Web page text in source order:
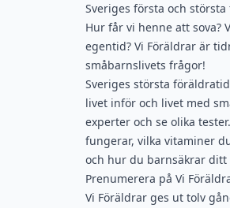
Sveriges första och
Hur får vi henne att sova?
egentid? Vi Föräldrar är
småbarnslivets frågor!
Sveriges största
livet inför och livet med
experter och se olika
fungerar, vilka vitaminer
och hur du barnsäkrar ditt
Prenumerera på Vi
Vi Föräldrar ges ut tolv